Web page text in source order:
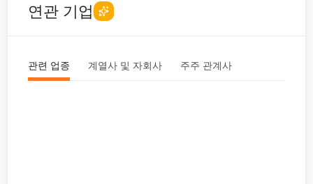
연관 기업
관련 업종 계열사 및 자회사 주주 관계사